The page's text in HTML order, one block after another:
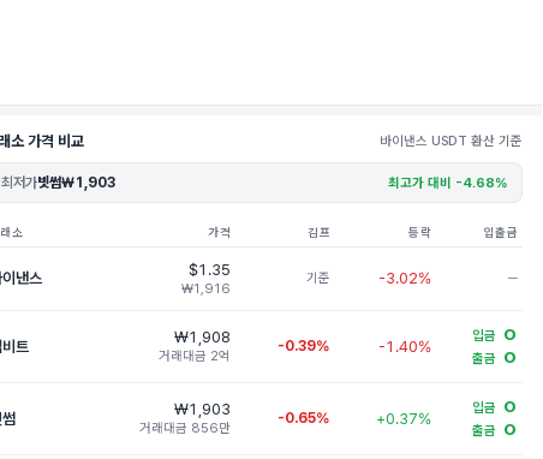
소 가격 비교 바이낸스 USDT 환산 기준
최저가빗썸₩1,903 최고가 대비 -4.68%
소 가격 김프 등락 입출금
낸스 $1.35
₩1,916
기준 -3.02% ─
트
₩1,908
거래대금 2억
-0.39% -1.40%
입금 O
출금 O
썸
₩1,903
거래대금 856만
-0.65% +0.37%
입금 O
출금 O